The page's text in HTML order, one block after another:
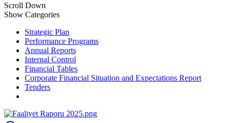
Scroll Down
Show Categories
Strategic Plan
Performance Programs
Annual Reports
Internal Control
Financial Tables
Corporate Financial Situation and Expectations Report
Tenders